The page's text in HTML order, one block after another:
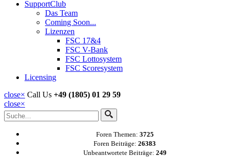
SupportClub
Das Team
Coming Soon...
Lizenzen
FSC 17&4
FSC V-Bank
FSC Lottosystem
FSC Scoresystem
Licensing
close× Call Us +49 (1805) 01 29 59
close×
Foren Themen: 3725
Foren Beiträge: 26383
Unbeantwortete Beiträge: 249